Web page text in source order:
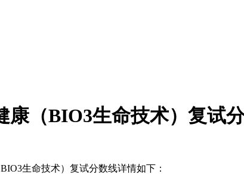
康（BIO3生命技术）复试
生命技术）复试分数线详情如下：